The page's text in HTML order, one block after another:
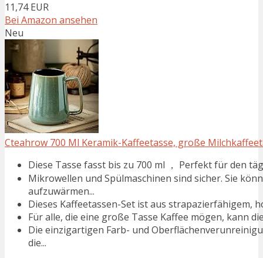
11,74 EUR
Bei Amazon ansehen
Neu
Cteahrow 700 Ml Keramik-Kaffeetasse, große
Diese Tasse fasst bis zu 700 ml ， Perfekt für den
Mikrowellen und Spülmaschinen sind sicher. Sie
aufzuwärmen...
Dieses Kaffeetassen-Set ist aus strapazierfähigem,
Für alle, die eine große Tasse Kaffee mögen, kann
Die einzigartigen Farb- und
die...